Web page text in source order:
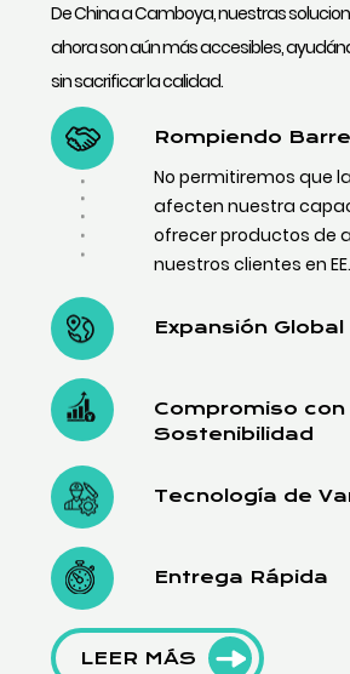
De China a Camboya, nuestras
ahora son aún más accesibles,
sin sacrificar la calidad.
Rompiendo
No permitiremos que
afecten nuestra
ofrecer productos de
nuestros clientes en EE.
Expansión Global
Compromiso con
Sostenibilidad
Tecnología de
Entrega Rápida
LEER MÁS